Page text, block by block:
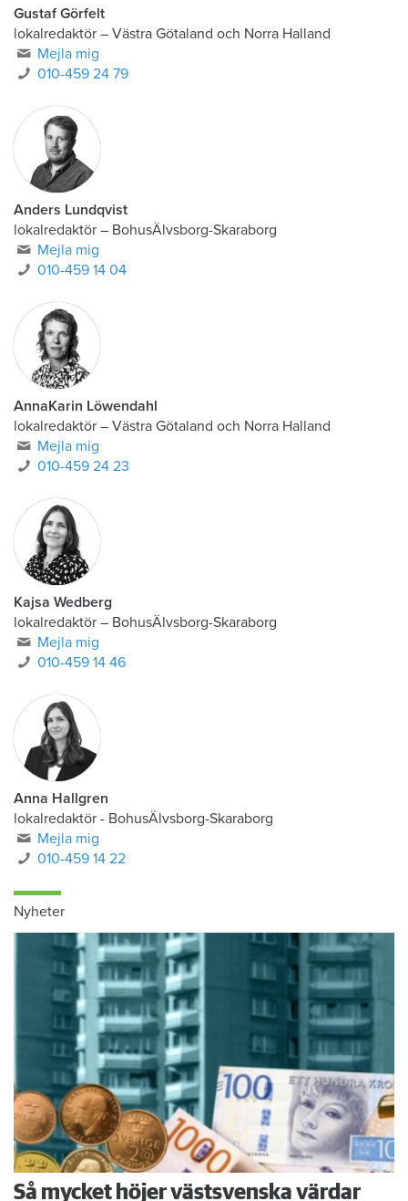
Gustaf Görfelt
lokalredaktör – Västra Götaland och Norra Halland
Mejla mig
010-459 24 79
Anders Lundqvist
lokalredaktör – BohusÄlvsborg-Skaraborg
Mejla mig
010-459 14 04
AnnaKarin Löwendahl
lokalredaktör – Västra Götaland och Norra Halland
Mejla mig
010-459 24 23
Kajsa Wedberg
lokalredaktör – BohusÄlvsborg-Skaraborg
Mejla mig
010-459 14 46
Anna Hallgren
lokalredaktör - BohusÄlvsborg-Skaraborg
Mejla mig
010-459 14 22
Nyheter
Så mycket höjer västsvenska värdar